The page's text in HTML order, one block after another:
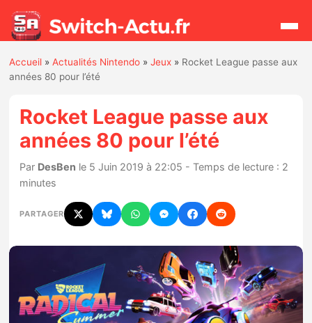
Actualités
Jeux
Hardware
Chiffres de ventes
Rumeurs
Accueil »Actualités Nintendo »Jeux » Rocket League passe aux
années 80 pour l’été
Rocket League passe aux
années 80 pour l’été
Par DesBen le 5 Juin 2019 à 22:05 - Temps de lecture : 2
minutes
PARTAGER